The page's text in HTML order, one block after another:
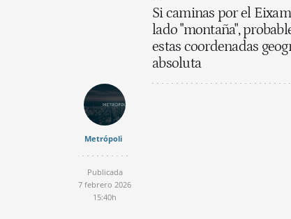
Si caminas por el
lado "montaña",
estas coordenadas
absoluta
Metrópoli
Publicada
7 febrero 2026
15:40h